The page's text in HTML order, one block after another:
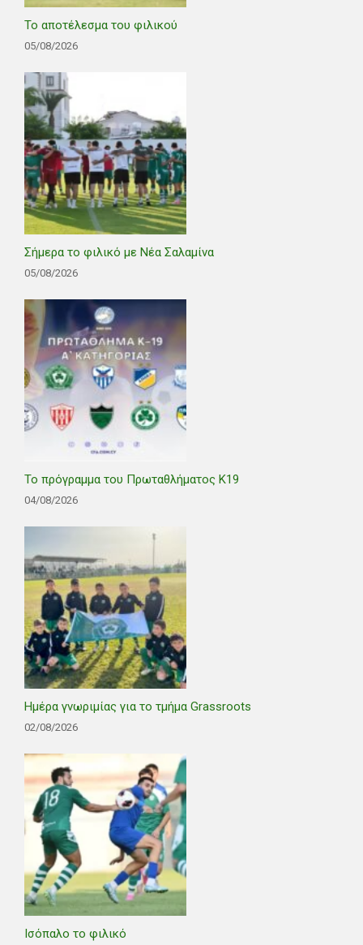
Το αποτέλεσμα του φιλικού
05/08/2026
Σήμερα το φιλικό με Νέα Σαλαμίνα
05/08/2026
Το πρόγραμμα του Πρωταθλήματος Κ19
04/08/2026
Ημέρα γνωριμίας για το τμήμα Grassroots
02/08/2026
Ισόπαλο το φιλικό